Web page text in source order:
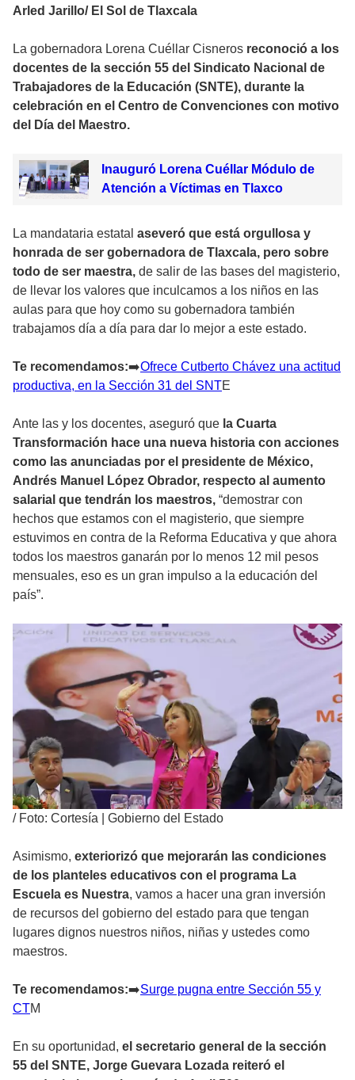
Arled Jarillo/ El Sol de Tlaxcala
La gobernadora Lorena Cuéllar Cisneros reconoció a los
docentes de la sección 55 del Sindicato Nacional de
Trabajadores de la Educación (SNTE), durante la
celebración en el Centro de Convenciones con motivo
del Día del Maestro.
Inauguró Lorena Cuéllar Módulo de
Atención a Víctimas en Tlaxco
La mandataria estatal aseveró que está orgullosa y
honrada de ser gobernadora de Tlaxcala, pero sobre
todo de ser maestra, de salir de las bases del magisterio,
de llevar los valores que inculcamos a los niños en las
aulas para que hoy como su gobernadora también
trabajamos día a día para dar lo mejor a este estado.
Te recomendamos:➡️Ofrece Cutberto Chávez una actitud
productiva, en la Sección 31 del SNTE
Ante las y los docentes, aseguró que la Cuarta
Transformación hace una nueva historia con acciones
como las anunciadas por el presidente de México,
Andrés Manuel López Obrador, respecto al aumento
salarial que tendrán los maestros, “demostrar con
hechos que estamos con el magisterio, que siempre
estuvimos en contra de la Reforma Educativa y que ahora
todos los maestros ganarán por lo menos 12 mil pesos
mensuales, eso es un gran impulso a la educación del
país”.
/ Foto: Cortesía | Gobierno del Estado
Asimismo, exteriorizó que mejorarán las condiciones
de los planteles educativos con el programa La
Escuela es Nuestra, vamos a hacer una gran inversión
de recursos del gobierno del estado para que tengan
lugares dignos nuestros niños, niñas y ustedes como
maestros.
Te recomendamos:➡️Surge pugna entre Sección 55 y
CTM
En su oportunidad, el secretario general de la sección
55 del SNTE, Jorge Guevara Lozada reiteró el